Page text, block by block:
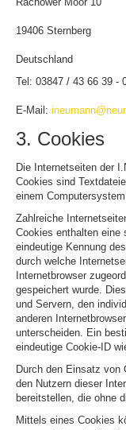
19406 Sternberg
Deutschland
Tel: 03847 / 43 66 39 -
E-Mail:
3. Cookies
Die Internetseiten der
Cookies sind
einem
Zahlreiche
Cookies enthalten eine
eindeutige Kennung
durch welche
Internetbrowser
gespeichert wurde.
und Servern, den
anderen
unterscheiden. Ein
eindeutige Cookie-ID
Durch den Einsatz von
den Nutzern dieser
bereitstellen, die ohne
Mittels eines Cookies